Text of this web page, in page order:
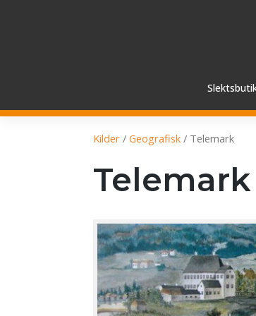
Kilder / Geografisk / Telemark
Telemark